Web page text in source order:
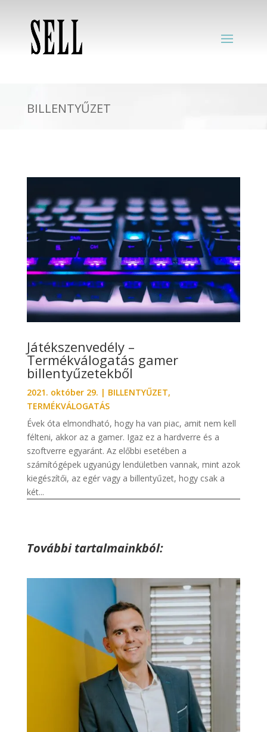
BILLENTYŰZET
Játékszenvedély –
Termékválogatás gamer
billentyűzetekből
2021. október 29. | BILLENTYŰZET,
TERMÉKVÁLOGATÁS
Évek óta elmondható, hogy ha van piac, amit nem kell
félteni, akkor az a gamer. Igaz ez a hardverre és a
szoftverre egyaránt. Az előbbi esetében a
számítógépek ugyanúgy lendületben vannak, mint azok
kiegészítői, az egér vagy a billentyűzet, hogy csak a
két...
További tartalmainkból: